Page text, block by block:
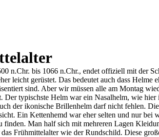
n.Chr. bis 1066 n.Chr., endet offiziell mit der
leicht gerüstet. Das bedeutet auch dass Helme
sind. Aber wir müssen alle am Montag
Der typischste Helm war ein Nasalhelm, wie
der ikonische Brillenhelm darf nicht fehlen.
Ein Kettenhemd war eher selten und nur bei
finden. Man half sich mit mehreren Lagen
Frühmittelalter wie der Rundschild. Diese